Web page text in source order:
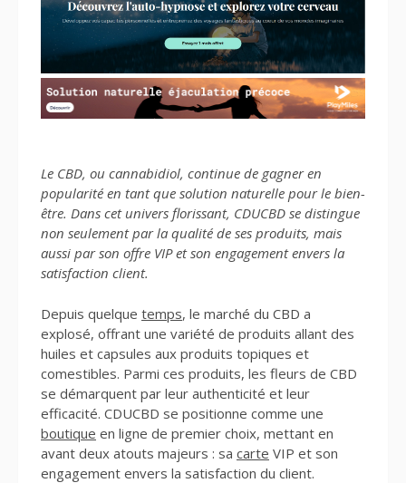
Le CBD, ou cannabidiol, continue de gagner en
popularité en tant que solution naturelle pour le bien-
être. Dans cet univers florissant, CDUCBD se distingue
non seulement par la qualité de ses produits, mais
aussi par son offre VIP et son engagement envers la
satisfaction client.
Depuis quelque temps, le marché du CBD a
explosé, offrant une variété de produits allant des
huiles et capsules aux produits topiques et
comestibles. Parmi ces produits, les fleurs de CBD
se démarquent par leur authenticité et leur
efficacité. CDUCBD se positionne comme une
boutique en ligne de premier choix, mettant en
avant deux atouts majeurs : sa carte VIP et son
engagement envers la satisfaction du client.